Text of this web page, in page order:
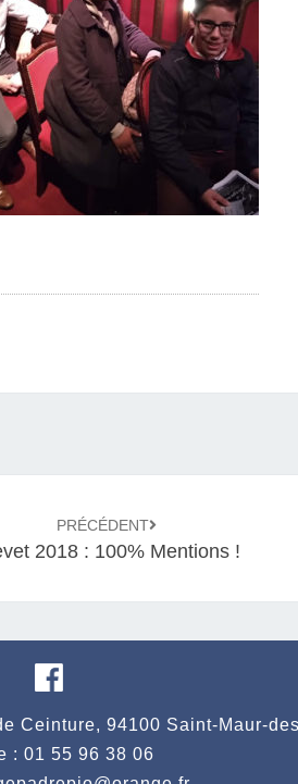
PRÉCÉDENT
2018 : 100% Mentions !
Ceinture, 94100 Saint-Maur-
: 01 55 96 38 06